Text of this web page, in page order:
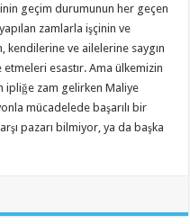
geçim durumunun her geçen
yapılan zamlarla işçinin ve
kendilerine ve ailelerine saygın
esastır. Ama ülkemizin
ipliğe zam gelirken Maliye
mücadelede başarılı bir
pazarı bilmiyor, ya da başka